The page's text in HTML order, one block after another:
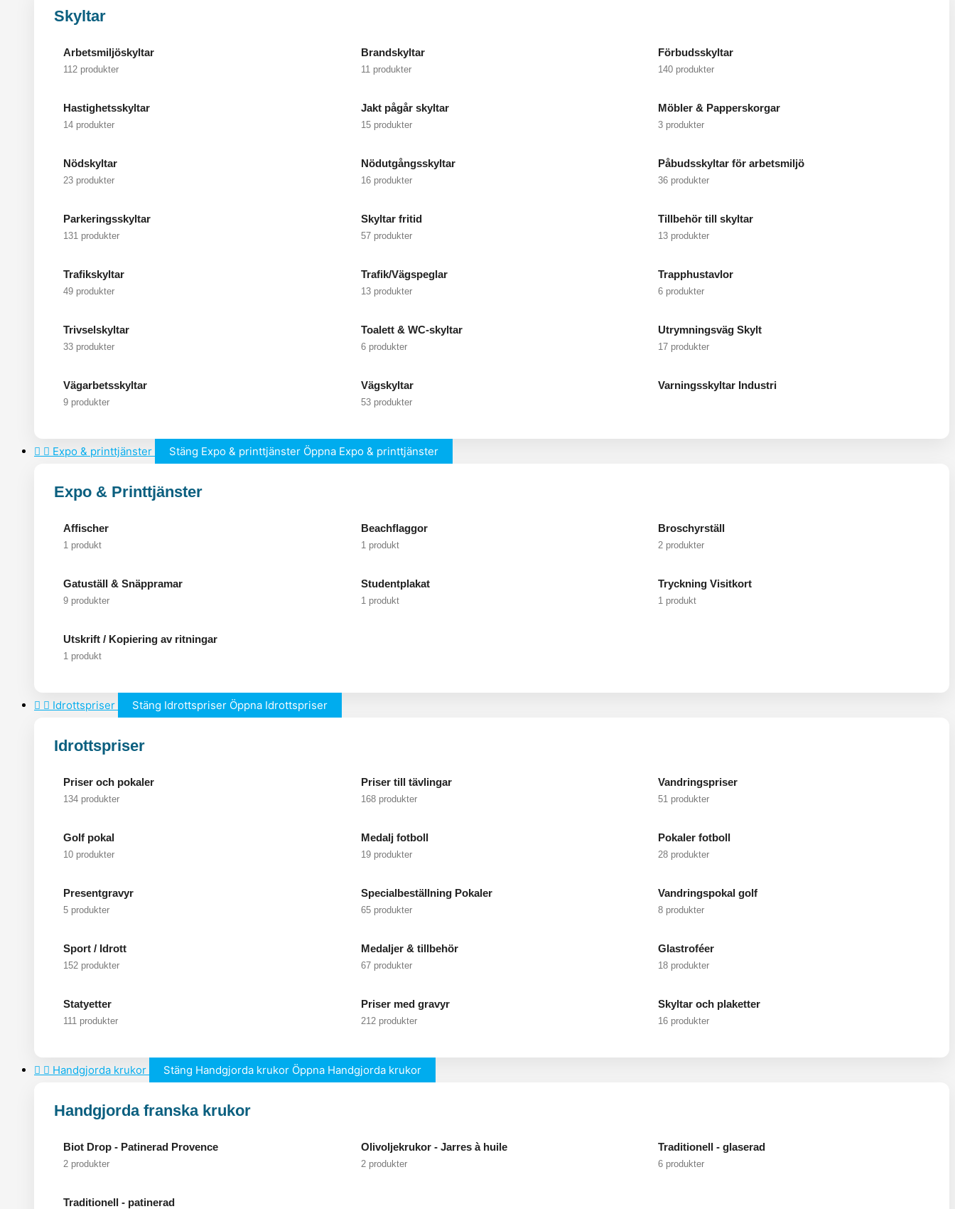
Skyltar
Arbetsmiljöskyltar
112 produkter
Brandskyltar
11 produkter
Förbudsskyltar
140 produkter
Hastighetsskyltar
14 produkter
Jakt pågår skyltar
15 produkter
Möbler & Papperskorgar
3 produkter
Nödskyltar
23 produkter
Nödutgångsskyltar
16 produkter
Påbudsskyltar för arbetsmiljö
36 produkter
Parkeringsskyltar
131 produkter
Skyltar fritid
57 produkter
Tillbehör till skyltar
13 produkter
Trafikskyltar
49 produkter
Trafik/Vägspeglar
13 produkter
Trapphustavlor
6 produkter
Trivselskyltar
33 produkter
Toalett & WC-skyltar
6 produkter
Utrymningsväg Skylt
17 produkter
Vägarbetsskyltar
9 produkter
Vägskyltar
53 produkter
Varningsskyltar Industri
Expo & printtjänster Stäng Expo & printtjänster Öppna Expo & printtjänster
Expo & Printtjänster
Affischer
1 produkt
Beachflaggor
1 produkt
Broschyrställ
2 produkter
Gatuställ & Snäppramar
9 produkter
Studentplakat
1 produkt
Tryckning Visitkort
1 produkt
Utskrift / Kopiering av ritningar
1 produkt
Idrottspriser Stäng Idrottspriser Öppna Idrottspriser
Idrottspriser
Priser och pokaler
134 produkter
Priser till tävlingar
168 produkter
Vandringspriser
51 produkter
Golf pokal
10 produkter
Medalj fotboll
19 produkter
Pokaler fotboll
28 produkter
Presentgravyr
5 produkter
Specialbeställning Pokaler
65 produkter
Vandringspokal golf
8 produkter
Sport / Idrott
152 produkter
Medaljer & tillbehör
67 produkter
Glastroféer
18 produkter
Statyetter
111 produkter
Priser med gravyr
212 produkter
Skyltar och plaketter
16 produkter
Handgjorda krukor Stäng Handgjorda krukor Öppna Handgjorda krukor
Handgjorda franska krukor
Biot Drop - Patinerad Provence
2 produkter
Olivoljekrukor - Jarres à huile
2 produkter
Traditionell - glaserad
6 produkter
Traditionell - patinerad